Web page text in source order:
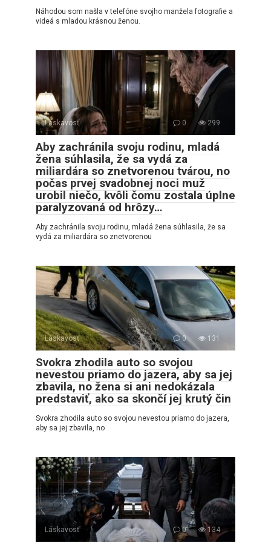
Náhodou som našla v telefóne svojho manžela fotografie a
videá s mladou krásnou ženou.
Láskavosť 0 299
Aby zachránila svoju rodinu, mladá
žena súhlasila, že sa vydá za
miliardára so znetvorenou tvárou, no
počas prvej svadobnej noci muž
urobil niečo, kvôli čomu zostala úplne
paralyzovaná od hrôzy…
Aby zachránila svoju rodinu, mladá žena súhlasila, že sa
vydá za miliardára so znetvorenou
Láskavosť 0 131
Svokra zhodila auto so svojou
nevestou priamo do jazera, aby sa jej
zbavila, no žena si ani nedokázala
predstaviť, ako sa skončí jej krutý čin
Svokra zhodila auto so svojou nevestou priamo do jazera,
aby sa jej zbavila, no
Láskavosť 0 134